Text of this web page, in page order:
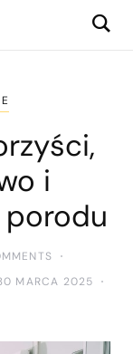
i
MARCA 2025